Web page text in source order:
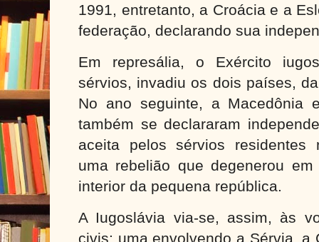
1991, entretanto, a Croácia e a
federação, declarando sua
Em represália, o Exército
sérvios, invadiu os dois países,
No ano seguinte, a Macedônia
também se declararam
aceita pelos sérvios residentes
uma rebelião que degenerou
interior da pequena república.
A Iugoslávia via-se, assim, às